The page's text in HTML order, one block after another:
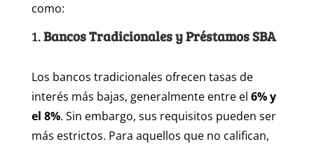
como:
1.Bancos Tradicionales y Préstamos SBA
Los bancos tradicionales ofrecen tasas de
interés más bajas, generalmente entre el 6% y
el 8%. Sin embargo, sus requisitos pueden ser
más estrictos. Para aquellos que no califican,